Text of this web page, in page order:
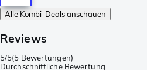
Alle Kombi-Deals anschauen
Reviews
5/5(5 Bewertungen)
Durchschnittliche Bewertung